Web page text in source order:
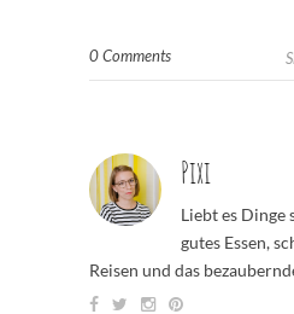
0 Comments
Pixi
Liebt es Dinge
gutes Essen,
Reisen und das